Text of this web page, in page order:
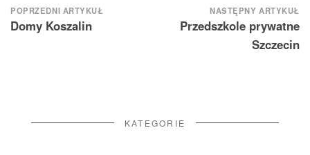
Nawigacja
wpisu
POPRZEDNI ARTYKUŁ
Domy Koszalin
NASTĘPNY ARTYKUŁ
Przedszkole prywatne
Szczecin
KATEGORIE